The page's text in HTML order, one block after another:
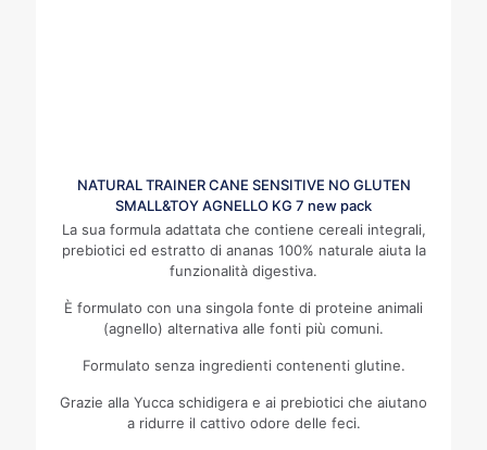
NATURAL TRAINER CANE SENSITIVE NO GLUTEN
SMALL&TOY AGNELLO KG 7 new pack
La sua formula adattata che contiene cereali integrali,
prebiotici ed estratto di ananas 100% naturale aiuta la
funzionalità digestiva.
È formulato con una singola fonte di proteine animali
(agnello) alternativa alle fonti più comuni.
Formulato senza ingredienti contenenti glutine.
Grazie alla Yucca schidigera e ai prebiotici che aiutano
a ridurre il cattivo odore delle feci.